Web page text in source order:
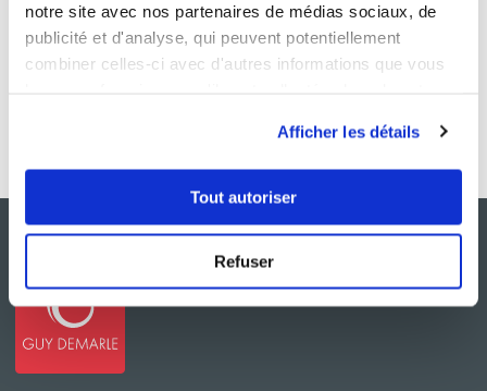
notre site avec nos partenaires de médias sociaux, de
publicité et d'analyse, qui peuvent potentiellement
combiner celles-ci avec d'autres informations que vous
Afficher les détails
Tout autoriser
Refuser